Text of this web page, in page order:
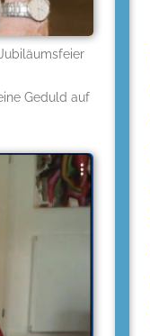
Geduld auf